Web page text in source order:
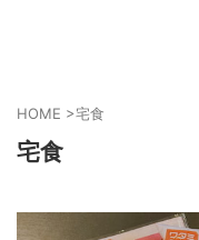
HOME >宅食
宅食